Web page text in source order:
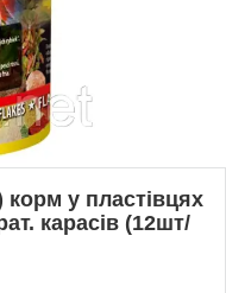
у пластівцях
карасів (12шт/